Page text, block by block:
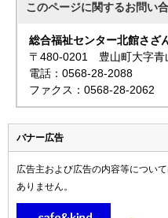
このページに関するお問い
総合福祉センター北館さざ
〒480-0201 豊山町大字青
電話：0568-28-2088
ファクス：0568-28-2062
バナー広告
広告主および広告の内容等につい
ありません。